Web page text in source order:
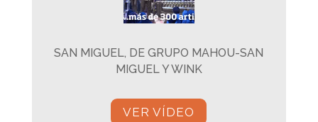
SAN MIGUEL, DE GRUPO MAHOU-SAN
MIGUEL Y WINK
VER VÍDEO